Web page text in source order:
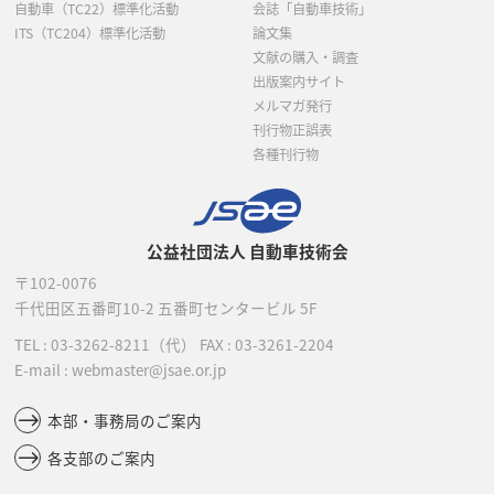
公益社団法人 自動車技術会
〒102-0076
千代田区五番町10-2 五番町センタービル 5F
TEL : 03-3262-8211 （代） FAX : 03-3261-2204
E-mail : webmaster@jsae.or.jp
本部・事務局のご案内
各支部のご案内
自動車（TC22）標準化活動
ITS（TC204）標準化活動
会誌「自動車技術」
論文集
文献の購入・調査
出版案内サイト
メルマガ発行
刊行物正誤表
各種刊行物